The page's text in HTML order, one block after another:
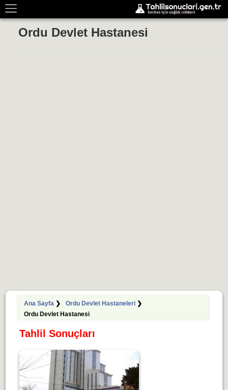
Ordu Devlet Hastanesi
Ana Sayfa❯ Ordu Devlet Hastaneleri❯
Ordu Devlet Hastanesi
Tahlil Sonuçları